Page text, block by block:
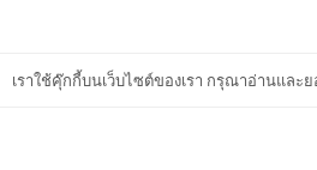
เราใช้คุ๊กกี้บนเว็บไซต์ของเรา กรุณาอ่านและ